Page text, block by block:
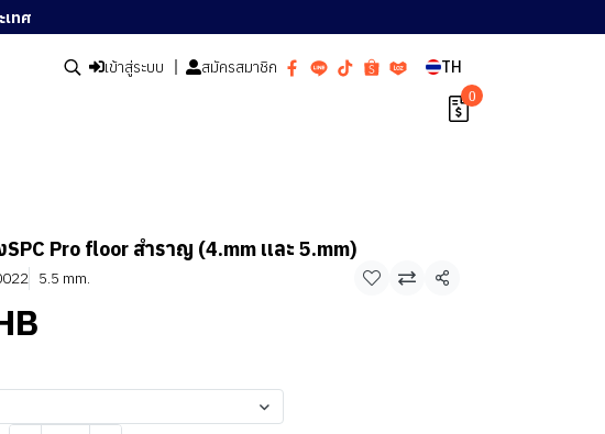
เทศ
เข้าสู่ระบบ สมัครสมาชิก TH
0
SPC Pro floor สำราญ (4.mm เเละ 5.mm)
5.5 mm. แชร์